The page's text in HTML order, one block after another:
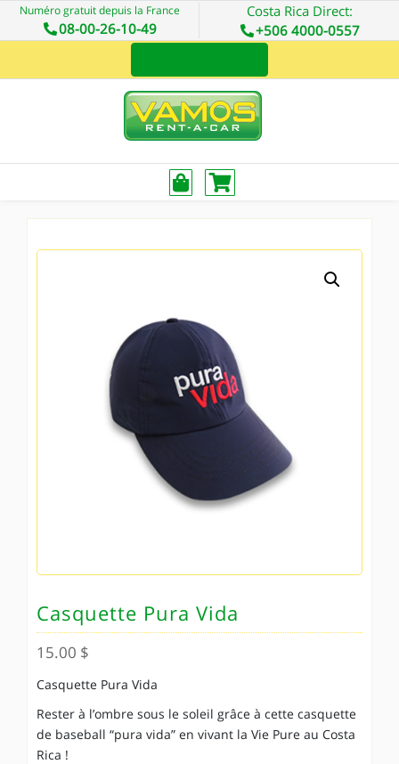
Numéro gratuit depuis la France
08-00-26-10-49
Costa Rica Direct:
+506 4000-0557
Casquette Pura Vida
15.00 $
Casquette Pura Vida
Rester à l’ombre sous le soleil grâce à cette casquette
de baseball “pura vida” en vivant la Vie Pure au Costa
Rica !